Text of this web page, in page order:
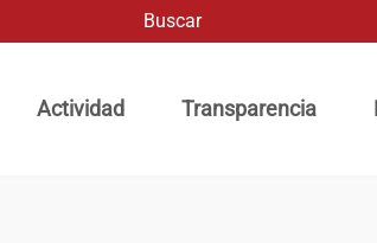
Actividad Transparencia